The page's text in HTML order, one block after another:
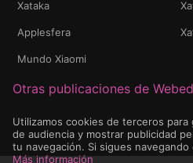
Xataka
Applesfera
Mundo Xiaomi
Otras publicaciones de
Utilizamos cookies de terceros para
de audiencia y mostrar publicidad
tu navegación. Si sigues
Más información